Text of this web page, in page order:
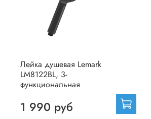
Лейка душевая Lemark
LM8122BL, 3-
функциональная
1 990 руб